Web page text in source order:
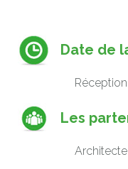
Date de
Les